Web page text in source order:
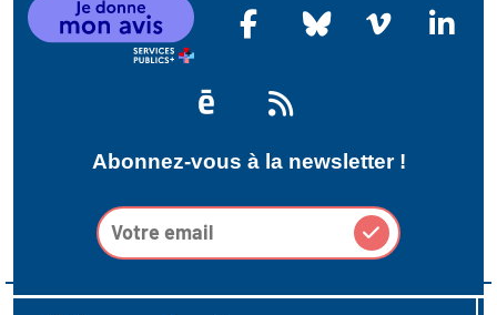
Abonnez-vous à la newsletter !